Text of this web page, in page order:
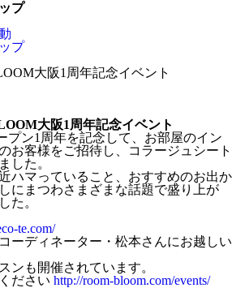
プ
プ
大阪1周年記念イベント
大阪1周年記念イベント
プン1周年を記念して、お部屋のイン
お客様をご招待し、コラージュシート
した。
ハマっていること、おすすめのお出か
にまつわさまざまな話題で盛り上が
た。
te.com/
ーディネーター・松本さんにお越しい
ンも開催されています。
ださい http://room-bloom.com/events/